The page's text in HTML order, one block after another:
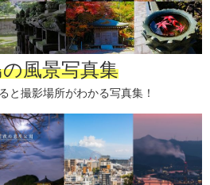
風景写真集
と撮影場所がわかる写真集！